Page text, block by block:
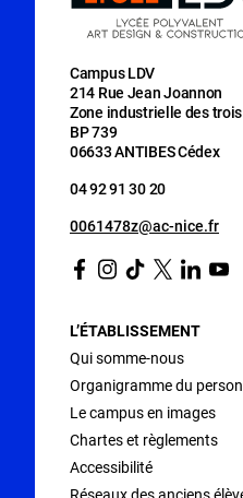
Campus LDV
214 Rue Jean Joannon
Zone industrielle des
BP 739
06633 ANTIBES Cédex
04 92 91 30 20
0061478z@ac-nice.fr
Facebook
Instagram
TiktokTwitter
L’ÉTABLISSEMENT
Qui somme-nous
Organigramme du
Le campus en images
Chartes et règlements
Accessibilité
Réseaux des anciens